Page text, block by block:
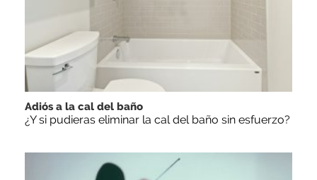
Adiós a la cal del baño
¿Y si pudieras eliminar la cal del baño sin esfuerzo?